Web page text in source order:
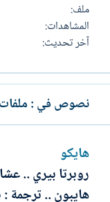
ملف
المشاهدات
آخر تحديث
نصوص في :
هايكو
روبرتا بيري ..
هايبون .. ترجمة :